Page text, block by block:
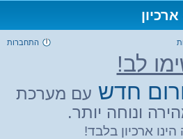
התחברות
לב!
חדש עם מערכת
ונוחה יותר.
הינו ארכיון בלבד!